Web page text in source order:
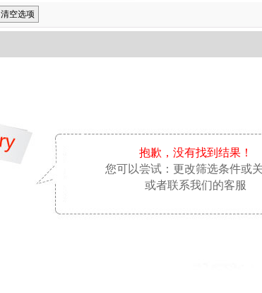
清空选项
抱歉，没有找到结果！
您可以尝试：更改筛选条件或
或者联系我们的客服